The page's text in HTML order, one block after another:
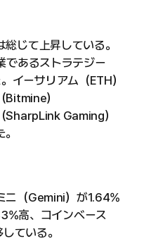
じて上昇している。
であるストラテジー
イーサリアム（ETH）
Bitmine）
SharpLink Gaming）
ニ（Gemini）が1.64%
高、コインベース
ている。